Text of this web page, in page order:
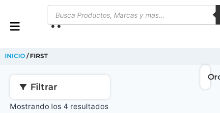
INICIO / FIRST
Filtrar
Mostrando los 4 resultados